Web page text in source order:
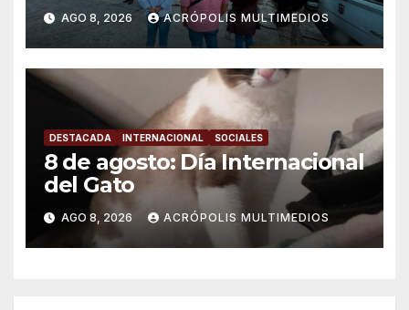
AGO 8, 2026 ACRÓPOLIS MULTIMEDIOS
DESTACADA INTERNACIONAL SOCIALES
8 de agosto: Día Internacional
del Gato
AGO 8, 2026 ACRÓPOLIS MULTIMEDIOS